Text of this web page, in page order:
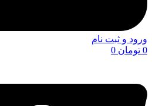
ورود و ثبت نام
0 تومان 0